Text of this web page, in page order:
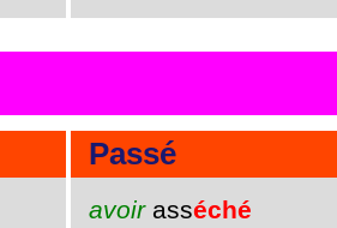
Passé
avoirasséché